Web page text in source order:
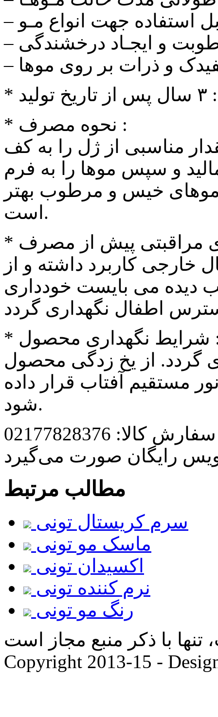
استفاده جهت انواع مـو
و ایجـاد درخشندگی
و ذرات بر روی موها
* نحوه مصرف :
مناسبی از ژل را به کف
و سپس موها را به فرم
موهای خیس و مرطوب بهتر
است.
کاربرد داشته و از
دیده می بایست خودداری
:
گردد. از یخ زدگی محصول
مستقیم آفتاب قرار داده
شود.
کالا: 02177828376
رایگان صورت می‌گیرد
مطالب مرتبط
سرم کریستال تونی
ماسک مو تونی
اکسیدان تونی
نرم کننده تونی
رنگ مو تونی
با ذکر منبع مجاز است. |
Copyright 2013-15 -